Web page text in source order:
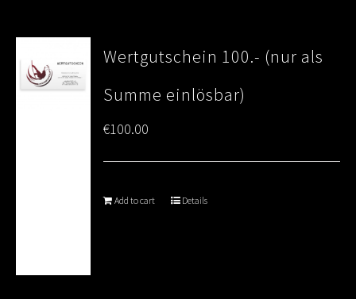
Wertgutschein 100.- (nur als
Summe einlösbar)
€100.00
Add to cart Details